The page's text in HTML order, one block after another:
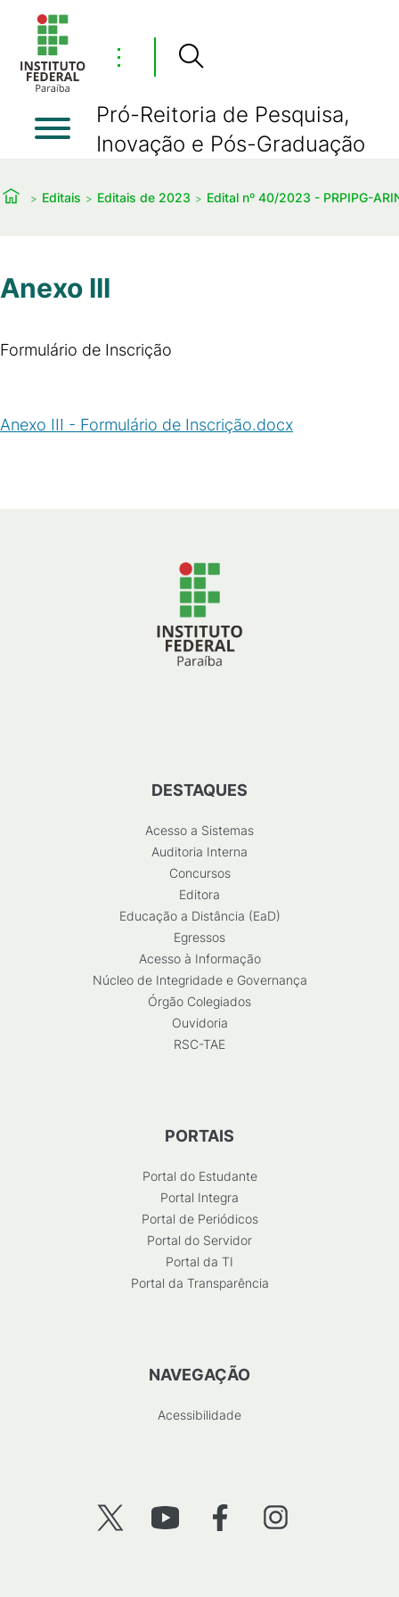
⋮
Pró-Reitoria de Pesquisa,
Inovação e Pós-Graduação
Editais Editais de 2023 Edital nº 40/2023 - PRPIPG-
Anexo III
Formulário de Inscrição
Anexo III - Formulário de Inscrição.docx
DESTAQUES
Acesso a Sistemas
Auditoria Interna
Concursos
Editora
Educação a Distância (EaD)
Egressos
Acesso à Informação
Núcleo de Integridade e Governança
Órgão Colegiados
Ouvidoria
RSC-TAE
PORTAIS
Portal do Estudante
Portal Integra
Portal de Periódicos
Portal do Servidor
Portal da TI
Portal da Transparência
NAVEGAÇÃO
Acessibilidade